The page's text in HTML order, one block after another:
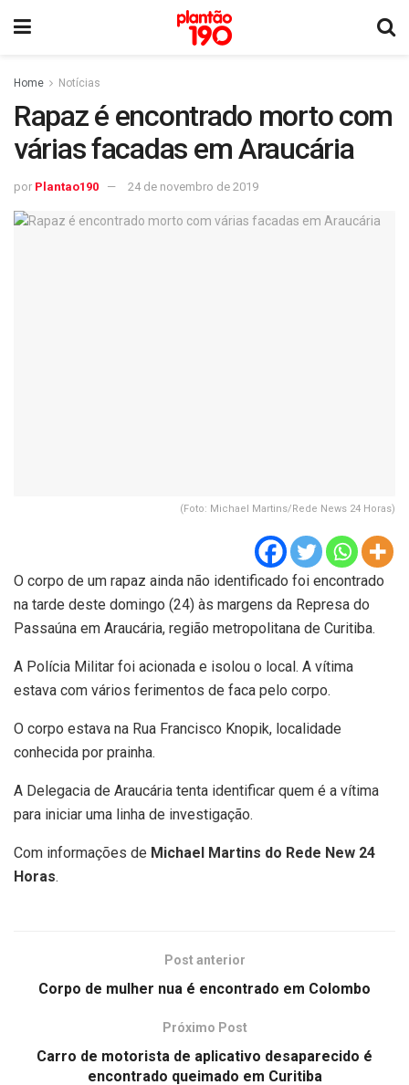
Home Notícias
Rapaz é encontrado morto com
várias facadas em Araucária
por Plantao190 24 de novembro de 2019
(Foto: Michael Martins/Rede News 24 Horas)
O corpo de um rapaz ainda não identificado foi encontrado
na tarde deste domingo (24) às margens da Represa do
Passaúna em Araucária, região metropolitana de Curitiba.
A Polícia Militar foi acionada e isolou o local. A vítima
estava com vários ferimentos de faca pelo corpo.
O corpo estava na Rua Francisco Knopik, localidade
conhecida por prainha.
A Delegacia de Araucária tenta identificar quem é a vítima
para iniciar uma linha de investigação.
Com informações de Michael Martins do Rede New 24
Horas.
Post anterior
Corpo de mulher nua é encontrado em Colombo
Próximo Post
Carro de motorista de aplicativo desaparecido é
encontrado queimado em Curitiba